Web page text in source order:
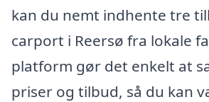
kan du nemt indhente tre
carport i Reersø fra lokale
platform gør det enkelt at
priser og tilbud, så du kan